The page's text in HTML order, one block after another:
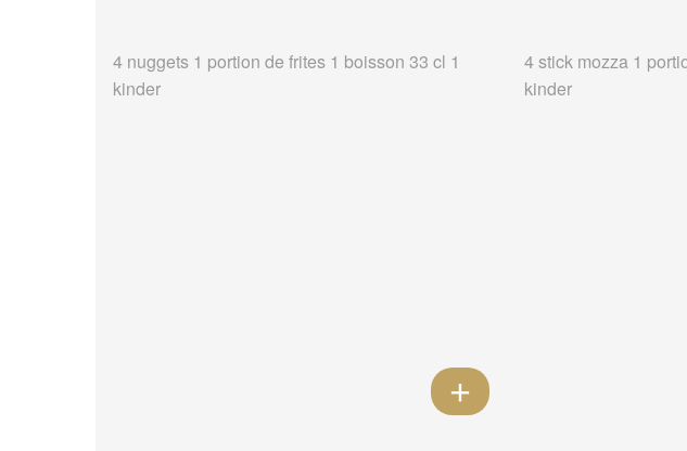
4 nuggets 1 portion de frites 1 boisson 33 cl 1
kinder
4 stick mozza 1
kinder